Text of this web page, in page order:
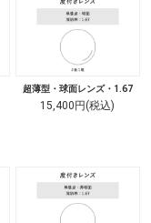
超薄型・球面レンズ・1.67
15,400円(税込)